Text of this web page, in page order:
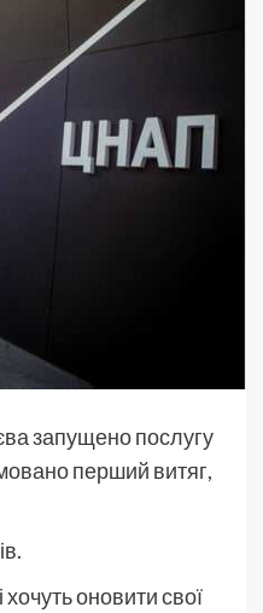
запущено послугу
перший витяг,
оновити свої